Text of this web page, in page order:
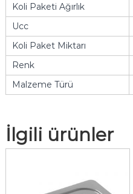
Koli Paketi Ağırlık
Ucc
Koli Paket Miktarı
Renk
Malzeme Türü
İlgili ürünler